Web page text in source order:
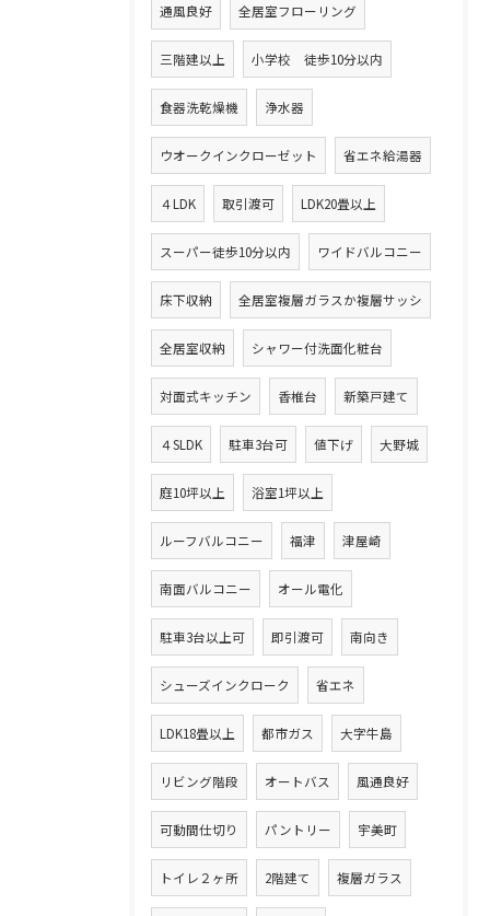
通風良好 全居室フローリング
三階建以上 小学校 徒歩10分以内
食器洗乾燥機 浄水器
ウオークインクローゼット 省エネ給湯器
４LDK 取引渡可 LDK20畳以上
スーパー徒歩10分以内 ワイドバルコニー
床下収納 全居室複層ガラスか複層サッシ
全居室収納 シャワー付洗面化粧台
対面式キッチン 香椎台 新築戸建て
４SLDK 駐車3台可 値下げ 大野城
庭10坪以上 浴室1坪以上
ルーフバルコニー 福津 津屋崎
南面バルコニー オール電化
駐車3台以上可 即引渡可 南向き
シューズインクローク 省エネ
LDK18畳以上 都市ガス 大字牛島
リビング階段 オートバス 風通良好
可動間仕切り パントリー 宇美町
トイレ２ヶ所 2階建て 複層ガラス